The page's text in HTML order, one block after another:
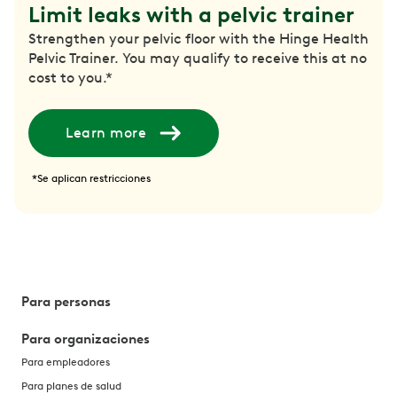
Limit leaks with a pelvic trainer
Strengthen your pelvic floor with the Hinge Health
Pelvic Trainer. You may qualify to receive this at no
cost to you.*
Learn more
*Se aplican restricciones
Para personas
Para organizaciones
Para empleadores
Para planes de salud